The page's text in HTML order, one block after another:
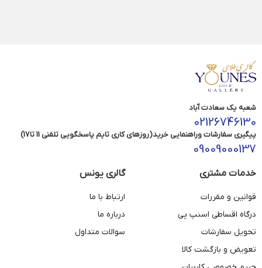
شعبه یک سعادت آباد
02126746130
پیگیری سفارشات وراهنمایی خرید(روزهای کاری تایم پاسخگویی تلفنی 11 تا17)
09009000137
خدمات مشتری
قوانین و مقررات
درگاه اقساطی اسنپ پی
تحویل سفارشات
تعویض و بازگشت کالا
گالری یونس
ارتباط با ما
درباره ما
سوالات متداول